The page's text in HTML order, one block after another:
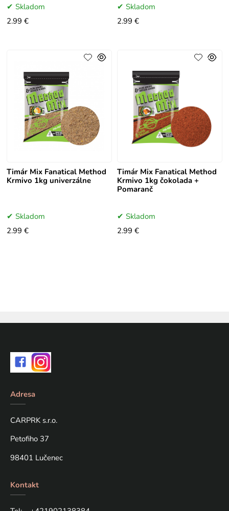
Skladom
2.99 €
Skladom
2.99 €
Timár Mix Fanatical Method
Krmivo 1kg univerzálne
Skladom
2.99 €
Timár Mix Fanatical Method
Krmivo 1kg čokolada +
Pomaranč
Skladom
2.99 €
Adresa
CARPRK s.r.o.
Petofiho 37
98401 Lučenec
Kontakt